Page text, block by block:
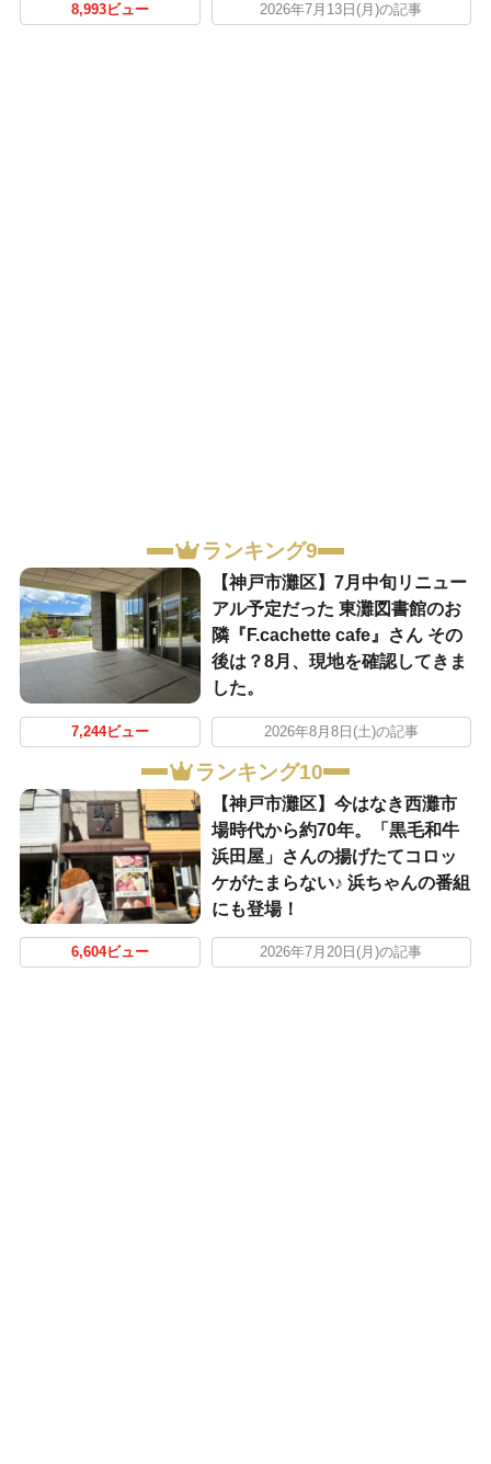
8,993ビュー 2026年7月13日(月)の記事
ランキング9
【神戸市灘区】7月中旬リニュー
アル予定だった 東灘図書館のお
隣『F.cachette cafe』さん その
後は？8月、現地を確認してきま
した。
7,244ビュー 2026年8月8日(土)の記事
ランキング10
【神戸市灘区】今はなき西灘市
場時代から約70年。「黒毛和牛
浜田屋」さんの揚げたてコロッ
ケがたまらない♪ 浜ちゃんの番組
にも登場！
6,604ビュー 2026年7月20日(月)の記事